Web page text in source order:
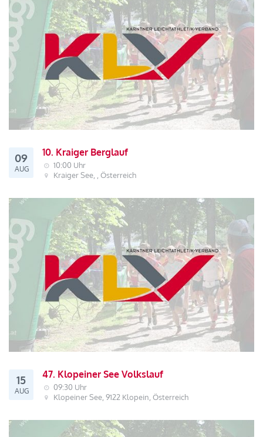
09
AUG
10. Kraiger Berglauf
10:00 Uhr
Kraiger See, , Österreich
15
AUG
47. Klopeiner See Volkslauf
09:30 Uhr
Klopeiner See, 9122 Klopein, Österreich